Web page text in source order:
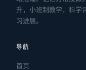
升，小班制教学，科学
习进展。
导航
首页